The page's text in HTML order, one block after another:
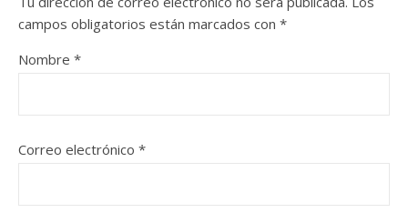
campos obligatorios están marcados con *
Nombre *
Correo electrónico *